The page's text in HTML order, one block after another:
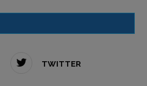
TWITTER